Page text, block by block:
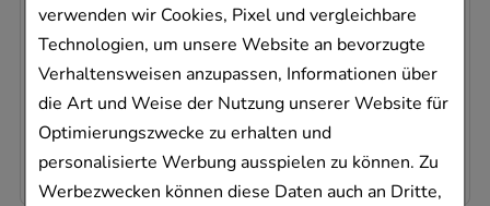
verwenden wir Cookies, Pixel und vergleichbare
Technologien, um unsere Website an bevorzugte
Verhaltensweisen anzupassen, Informationen über
die Art und Weise der Nutzung unserer Website für
Optimierungszwecke zu erhalten und
personalisierte Werbung ausspielen zu können. Zu
Werbezwecken können diese Daten auch an Dritte,
Salbe
00619053
Sofort lieferbar
30,64 €¹
AVP 39,97 €²
30,64 €pro 1 Stk